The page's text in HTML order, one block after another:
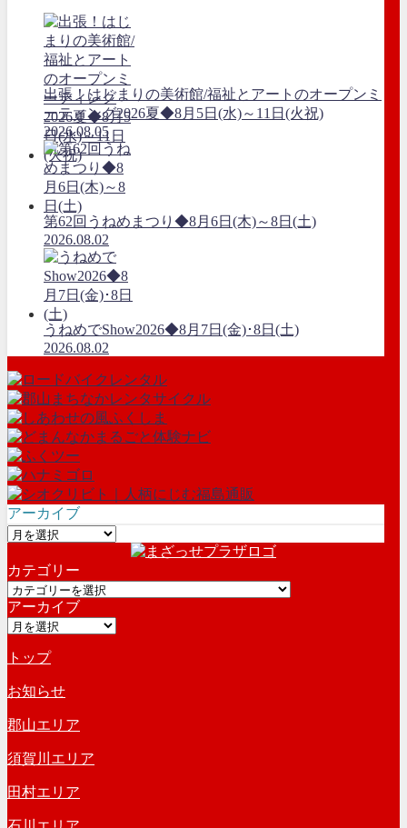
出張！はじまりの美術館/福祉とアートのオープンミ
ーティング2026夏◆8月5日(水)～11日(火祝)
2026.08.05
第62回うねめまつり◆8月6日(木)～8日(土)
2026.08.02
うねめでShow2026◆8月7日(金)･8日(土)
2026.08.02
アーカイブ
ア
カ
イ
ブ
カテゴリー
カ
テ
ゴ
ー
アーカイブ
ア
カ
イ
ブ
トップ
お知らせ
郡山エリア
須賀川エリア
田村エリア